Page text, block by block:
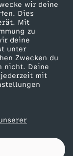
wir deine
Dies
Mit
zu
deine
unter
Zwecken du
nicht. Deine
mit